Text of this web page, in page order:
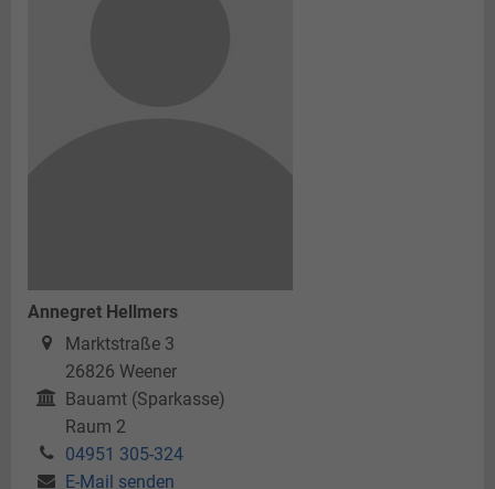
Annegret Hellmers
Marktstraße 3
26826 Weener
Bauamt (Sparkasse)
Raum 2
04951 305-324
E-Mail senden